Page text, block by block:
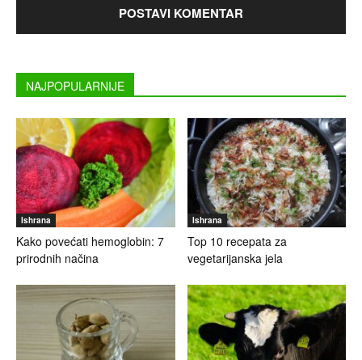
NAJPOPULARNIJE
Ishrana
Kako povećati hemoglobin: 7
prirodnih načina
Ishrana
Top 10 recepata za
vegetarijanska jela